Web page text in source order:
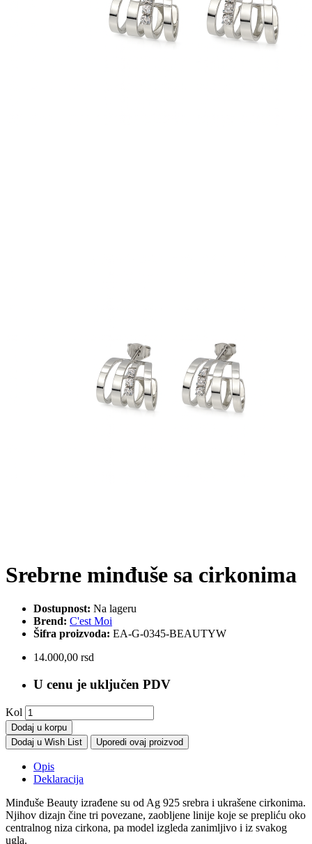
Srebrne minđuše sa cirkonima
Dostupnost: Na lageru
Brend: C'est Moi
Šifra proizvoda: EA-G-0345-BEAUTYW
14.000,00 rsd
U cenu je uključen PDV
Kol
Dodaj u korpu
Dodaj u Wish List
Uporedi ovaj proizvod
Opis
Deklaracija
Minđuše Beauty izrađene su od Ag 925 srebra i ukrašene cirkonima.
Njihov dizajn čine tri povezane, zaobljene linije koje se prepliću oko
centralnog niza cirkona, pa model izgleda zanimljivo i iz svakog
ugla.